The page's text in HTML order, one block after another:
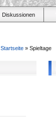
Diskussionen
Startseite » Spieltage